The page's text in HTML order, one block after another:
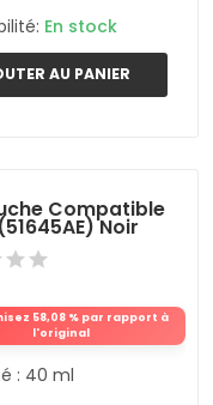
En stock
AU PANIER
Compatible
Noir
58,08 % par rapport à
l'original
: 40 ml